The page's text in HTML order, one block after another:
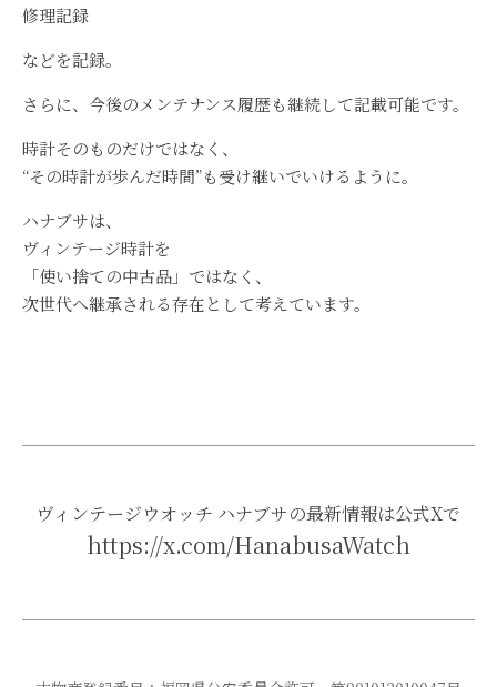
修理記録
などを記録。
さらに、今後のメンテナンス履歴も継続して記載可能です。
時計そのものだけではなく、
“その時計が歩んだ時間”も受け継いでいけるように。
ハナブサは、
ヴィンテージ時計を
「使い捨ての中古品」ではなく、
次世代へ継承される存在として考えています。
ヴィンテージウオッチ ハナブサの最新情報は公式Xで
https://x.com/HanabusaWatch